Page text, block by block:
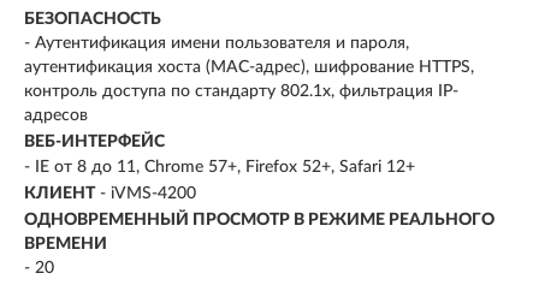
БЕЗОПАСНОСТЬ
- Аутентификация имени пользователя и пароля,
аутентификация хоста (MAC-адрес), шифрование HTTPS,
контроль доступа по стандарту 802.1x, фильтрация IP-
адресов
ВЕБ-ИНТЕРФЕЙС
- IE от 8 до 11, Chrome 57+, Firefox 52+, Safari 12+
КЛИЕНТ - iVMS-4200
ОДНОВРЕМЕННЫЙ ПРОСМОТР В РЕЖИМЕ РЕАЛЬНОГО
ВРЕМЕНИ
- 20